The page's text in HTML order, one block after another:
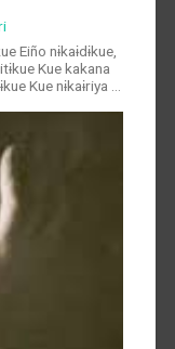
Eiño nɨkaɨdɨkue,
Kue kakana
Kue nɨkaɨriya …